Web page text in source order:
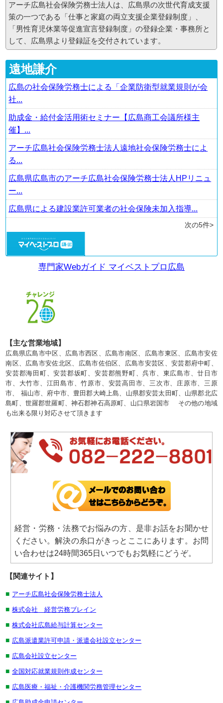
【セミナー情報】
平成24年1月24日（火）に あいおいニッセイ同和損害保険株式会社様主催で、「会社
もトクする福利厚生制度をはじめませんか？」と題して、確定拠出年金（401ｋ）セミナー
を行います。その中で第一部として弊社 所長 特定社会保険労務士 遠地 謙介が「公
的年金制度の現状と見通し」として年金の現状と今後と確定拠出年金（401ｋ）を交えたセ
ミナー講師を行いま
詳細、お申込みはこちらをご覧ください。
お申し込みは、 あいおいニッセイ同和損害保険株式会社様
2011-12-22
【セミナー情報】
平成24年1月19日（木）にあいおいニッセイ同和損害保険株式会社様、株式会社船井総
合研究所（船井総研）様
す。その中で第一部として弊社 所長 特定社会保険労務士 遠地 謙介が「知って得す
る助成金活用 方法」と題してセミナー講師を行いま
す。
詳細、お申込みは
アーチ広島社会保険労務士法人は、広島県の次世代育成支援
策の一つである「仕事と家庭の両立支援企業登録制度」、
「男性育児休業等促進宣言登録制度」の登録企業・事務所と
して、広島県より登録証を交付されています。
遠地謙介
広島の社会保険労務士による「企業防衛型就業規則が会
社...
助成金・給付金活用術セミナー【広島商工会議所様主
催】...
アーチ広島社会保険労務士法人遠地社会保険労務士によ
る...
広島県広島市のアーチ広島社会保険労務士法人HPリニュ
ー...
広島県による建設業許可業者の社会保険未加入指導...
次の5件>
専門家Webガイド マイベストプロ広島
【主な営業地域】
広島県広島市中区、広島市西区、広島市南区、広島市東区、広島市安佐
南区、広島市安佐北区、広島市佐伯区、広島市安芸区、安芸郡府中町、
安芸郡海田町、安芸郡坂町、安芸郡熊野町、呉市、東広島市、廿日市
市、大竹市、江田島市、竹原市、安芸高田市、三次市、庄原市、三原
市、 福山市、府中市、豊田郡大崎上島、山県郡安芸太田町、山県郡北広
島町、世羅郡世羅町、神石郡神石高原町、山口県岩国市 その他の地域
も出来る限り対応させて頂きます
経営・労務・法務でお悩みの方、是非お話をお聞かせ
ください。解決の糸口がきっとここにあります。お問
い合わせは24時間365日いつでもお気軽にどうぞ。
【関連サイト】
■ アーチ広島社会保険労務士法人
■ 株式会社 経営労務ブレイン
■ 株式会社広島給与計算センター
■ 広島派遣業許可申請・派遣会社設立センター
■ 広島会社設立センター
■ 全国対応就業規則作成センター
■ 広島医療・福祉・介護機関労務管理センター